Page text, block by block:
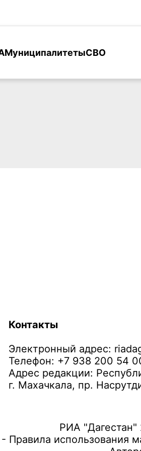
МуниципалитетыСВО
Контакты
Электронный адрес:
Телефон: +7 938 200 54
Адрес редакции:
г. Махачкала, пр.
РИА
Правила использования